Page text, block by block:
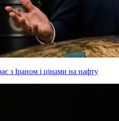
з Іраном і цінами на нафту